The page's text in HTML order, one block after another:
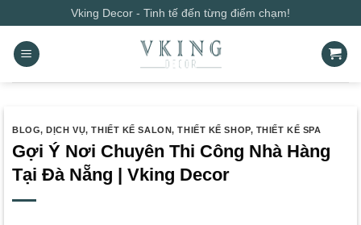
qua
nội
dung
Vking Decor - Tinh tế đến từng điểm chạm!
BLOG,DỊCH VỤ,THIẾT KẾ SALON,THIẾT KẾ SHOP, THIẾT KẾ SPA
Gợi Ý Nơi Chuyên Thi Công Nhà Hàng
Tại Đà Nẵng | Vking Decor